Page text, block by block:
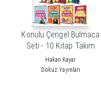
Konulu Çengel Bulmaca
Seti - 10 Kitap Takım
Hakan Kayar
Dokuz Yayınları